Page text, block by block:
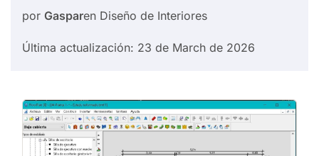
por Gasparen Diseño de Interiores
Última actualización: 23 de March de 2026